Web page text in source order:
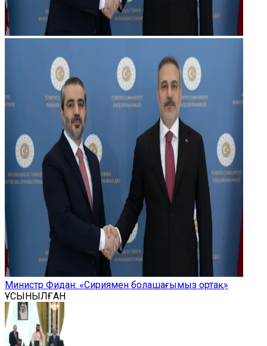
Министр Фидан: «Сириямен болашағымыз ортақ»
ҰСЫНЫЛҒАН